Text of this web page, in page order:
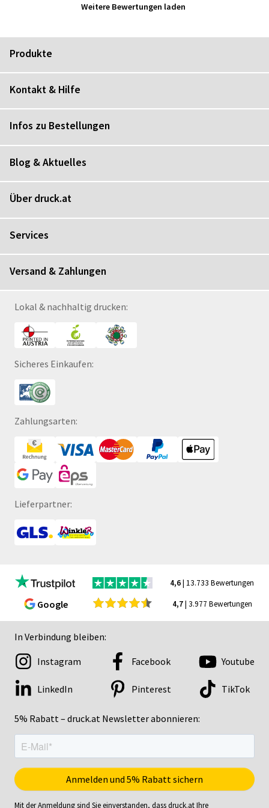
Weitere Bewertungen laden
Produkte
Kontakt & Hilfe
Infos zu Bestellungen
Blog & Aktuelles
Über druck.at
Services
Versand & Zahlungen
Lokal & nachhaltig drucken:
Sicheres Einkaufen:
Zahlungsarten:
Lieferpartner:
4,6| 13.733 Bewertungen
Google 4,7| 3.977 Bewertungen
In Verbindung bleiben:
5% Rabatt – druck.at Newsletter abonnieren:
Instagram Facebook Youtube
LinkedIn Pinterest TikTok
Mit der Anmeldung sind Sie einverstanden, dass druck.at Ihre